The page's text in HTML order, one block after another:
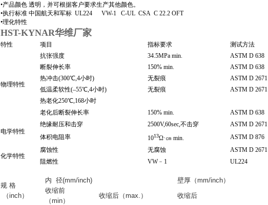
•产品颜色 透明，并可根据客户要求生产其他颜色。
•执行标准 中国航天和军标 UL224 VW-1 C-UL CSA C 22.2 OFT
•理化特性
HST-KYNAR华维厂家
特性 项目 指标要求 测试方法
物理特性
抗张强度 34.5MPa min. ASTM D 638
断裂伸长率
150% min. ASTM D 638
热冲击(300℃,4小时)
无裂痕 ASTM D 2671
低温柔软性(–55℃,4小时)
无裂痕 ASTM D 2671
热老化250℃,168小时
老化后断裂伸长率
150% min. ASTM D 638
电学特性
绝缘耐压和击穿 2500V,60sec,不击穿 ASTM D 2671
体积电阻率
1013Ω·㎝ min. ASTM D 876
化学特性
腐蚀性 无腐蚀 ASTM D 2671
阻燃性
VW﹣1 UL224
规 格
（inch）
内 径(mm/inch) 壁厚（mm/inch）
收缩前
（min）
收缩后（max.）
收缩后